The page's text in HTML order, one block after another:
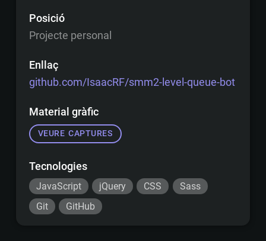
Posició
Projecte personal
Enllaç
github.com/IsaacRF/smm2-level-queue-bot
Material gràfic
VEURE CAPTURES
Tecnologies
JavaScript jQuery CSS
Sass
Git
GitHub